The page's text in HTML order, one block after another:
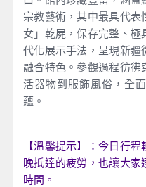
宗教藝術，其中最具代
女」乾屍，保存完整、
代化展示手法，呈現新
融合特色。參觀過程彷彿
活器物到服飾風俗，全
蘊。
【溫馨提示】：今日行
晚抵達的疲勞，也讓大
時間。